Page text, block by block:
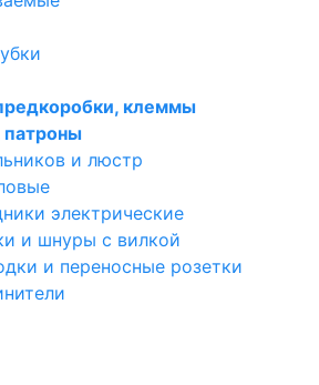
клеммы
патроны
и люстр
электрические
и шнуры с вилкой
и переносные розетки